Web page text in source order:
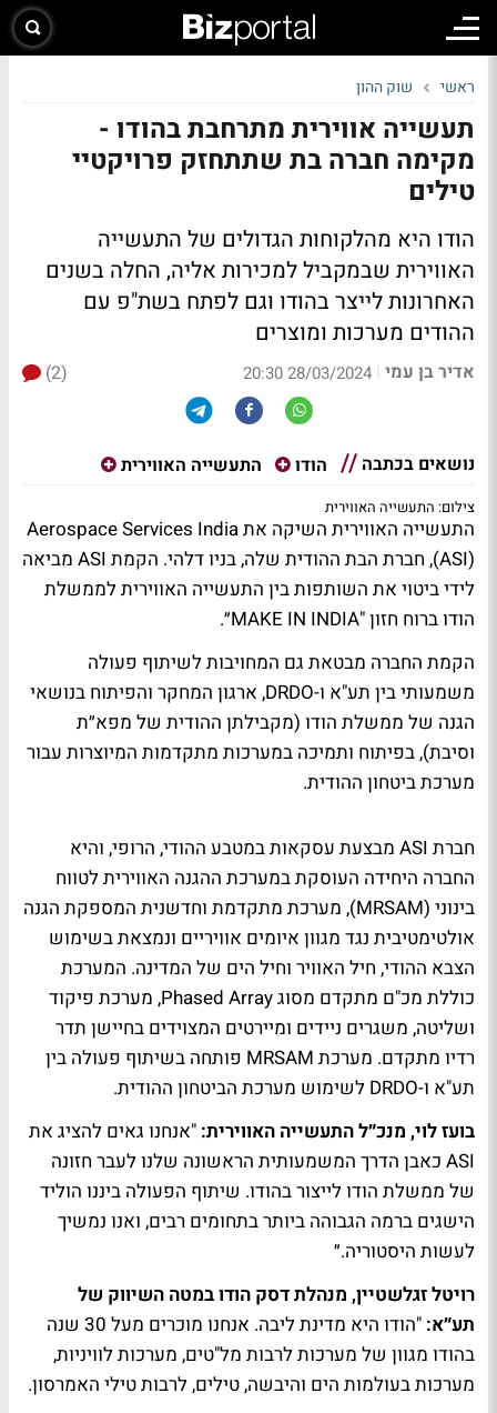
ראשי שוק ההון
תעשייה אווירית מתרחבת בהודו -
מקימה חברה בת שתתחזק פרויקטיי
טילים
הודו היא מהלקוחות הגדולים של התעשייה
האווירית שבמקביל למכירות אליה, החלה בשנים
האחרונות לייצר בהודו וגם לפתח בשת"פ עם
ההודים מערכות ומוצרים
אדיר בן עמי |
28/03/2024 20:30
(2)
נושאים בכתבה הודו התעשייה האווירית
צילום: התעשייה האווירית
התעשייה האווירית השיקה את Aerospace Services India
(ASI), חברת הבת ההודית שלה, בניו דלהי. הקמת ASI מביאה
לידי ביטוי את השותפות בין התעשייה האווירית לממשלת
הודו ברוח חזון "MAKE IN INDIA״.
הקמת החברה מבטאת גם המחויבות לשיתוף פעולה
משמעותי בין תע"א ו-DRDO, ארגון המחקר והפיתוח בנושאי
הגנה של ממשלת הודו (מקבילתן ההודית של מפא״ת
וסיבת), בפיתוח ותמיכה במערכות מתקדמות המיוצרות עבור
מערכת ביטחון ההודית.
חברת ASI מבצעת עסקאות במטבע ההודי, הרופי, והיא
החברה היחידה העוסקת במערכת ההגנה האווירית לטווח
בינוני (MRSAM), מערכת מתקדמת וחדשנית המספקת הגנה
אולטימטיבית נגד מגוון איומים אוויריים ונמצאת בשימוש
הצבא ההודי, חיל האוויר וחיל הים של המדינה. המערכת
כוללת מכ"ם מתקדם מסוג Phased Array, מערכת פיקוד
ושליטה, משגרים ניידים ומיירטים המצוידים בחיישן תדר
רדיו מתקדם. מערכת MRSAM פותחה בשיתוף פעולה בין
תע"א ו-DRDO לשימוש מערכת הביטחון ההודית.
בועז לוי, מנכ״ל התעשייה האווירית: "אנחנו גאים להציג את
ASI כאבן הדרך המשמעותית הראשונה שלנו לעבר חזונה
של ממשלת הודו לייצור בהודו. שיתוף הפעולה ביננו הוליד
הישגים ברמה הגבוהה ביותר בתחומים רבים, ואנו נמשיך
לעשות היסטוריה.״
רויטל זגלשטיין, מנהלת דסק הודו במטה השיווק של
תע״א:
"הודו היא מדינת ליבה. אנחנו מוכרים מעל 30 שנה
בהודו מגוון של מערכות לרבות מל"טים, מערכות לוויניות,
מערכות בעולמות הים והיבשה, טילים, לרבות טילי האמרסון.